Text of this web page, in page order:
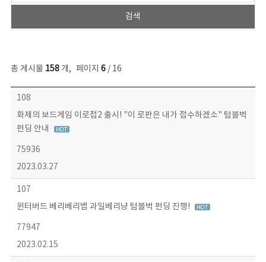
총 게시물 158개, 페이지 6/ 16
콘텐츠이슈 목록 - 번호, 제목, 작성자, 파일, 조회수, 작성일 정보 제공
108
화제의 보드게임 이로접2 출시! "이 로판은 내가 접수하겠소" 텀블벅
펀딩 안내
75936
2023.03.27
107
윈터버드 베리베리뱁 과일베리냥 텀블벅 펀딩 진행!
77947
2023.02.15